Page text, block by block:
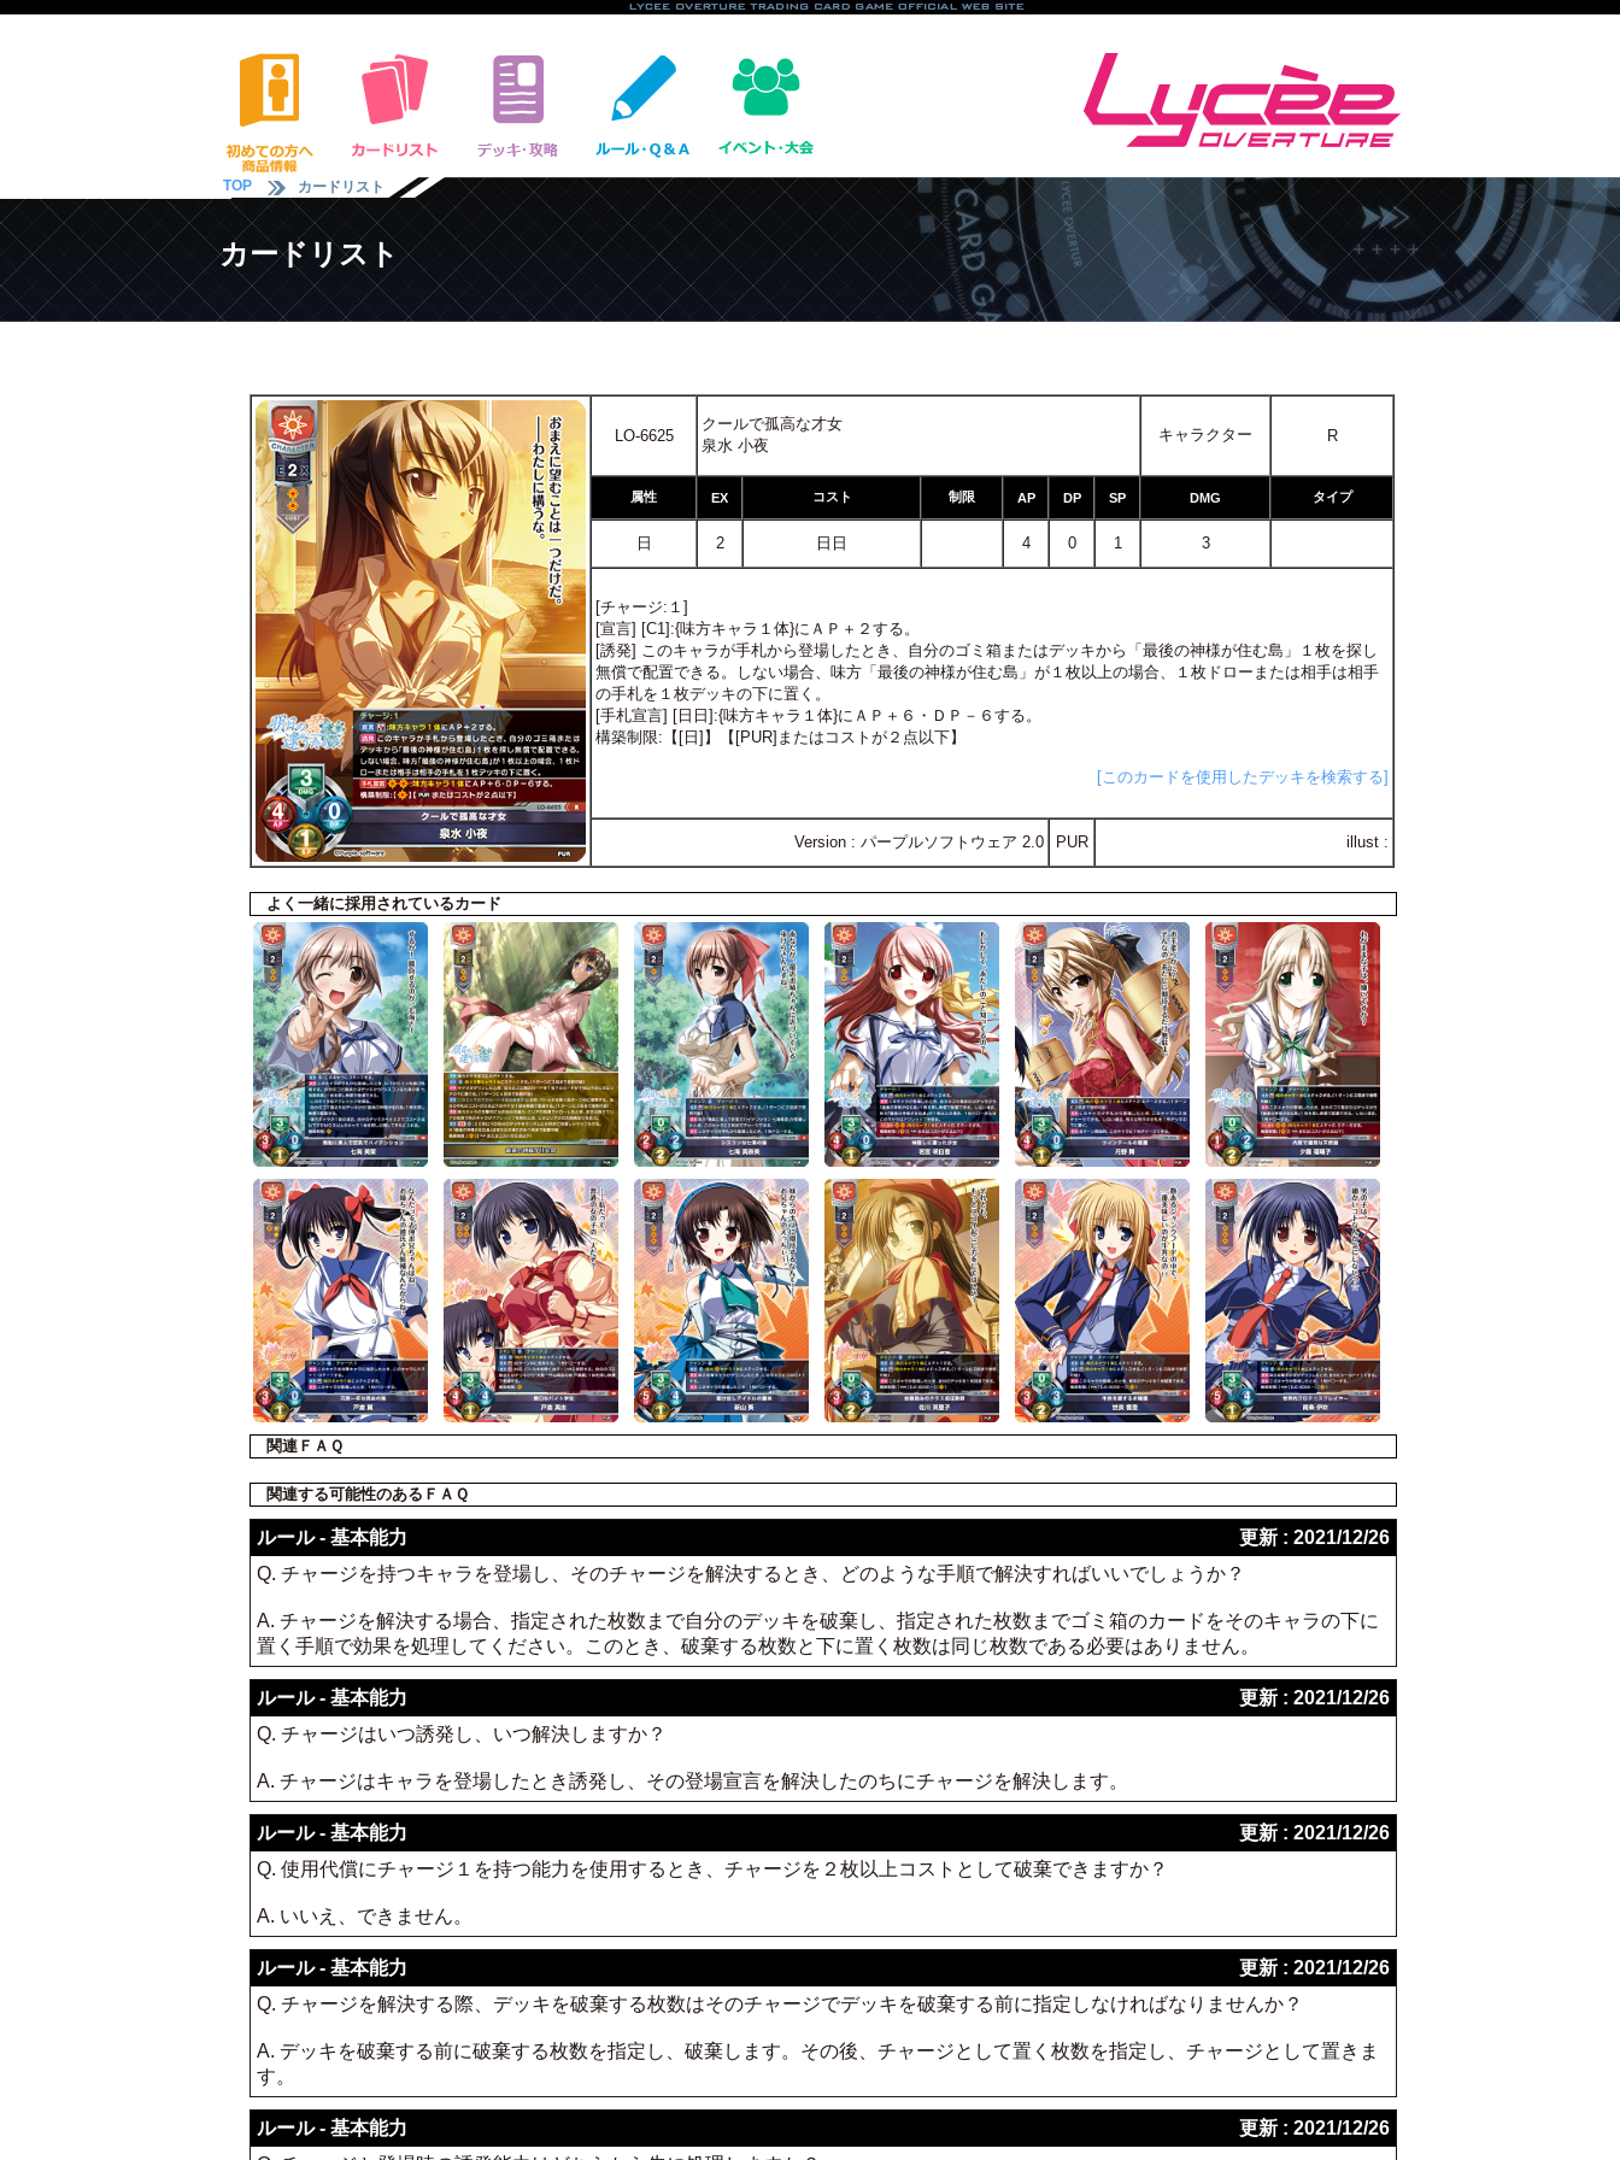
TOP カードリスト
カードリスト
LO-6625
クールで孤高な才女
泉水 小夜
キャラクター R
属性 EX コスト 制限 AP DP SP DMG タイプ
日 2 日日 4 0 1 3
[チャージ:１]
[宣言] [C1]:{味方キャラ１体}にＡＰ＋２する。
[誘発] このキャラが手札から登場したとき、自分のゴミ箱またはデッキから「最後の神様が住む島」１枚を探し
無償で配置できる。しない場合、味方「最後の神様が住む島」が１枚以上の場合、１枚ドローまたは相手は相手
の手札を１枚デッキの下に置く。
[手札宣言] [日日]:{味方キャラ１体}にＡＰ＋６・ＤＰ－６する。
構築制限:【[日]】【[PUR]またはコストが２点以下】
[このカードを使用したデッキを検索する]
Version : パープルソフトウェア 2.0 PUR illust :
よく一緒に採用されているカード
関連ＦＡＱ
関連する可能性のあるＦＡＱ
ルール - 基本能力
更新 : 2021/12/26
Q. チャージを持つキャラを登場し、そのチャージを解決するとき、どのような手順で解決すればいいでしょうか？
A. チャージを解決する場合、指定された枚数まで自分のデッキを破棄し、指定された枚数までゴミ箱のカードをそのキャラの下に
置く手順で効果を処理してください。このとき、破棄する枚数と下に置く枚数は同じ枚数である必要はありません。
ルール - 基本能力
更新 : 2021/12/26
Q. チャージはいつ誘発し、いつ解決しますか？
A. チャージはキャラを登場したとき誘発し、その登場宣言を解決したのちにチャージを解決します。
ルール - 基本能力
更新 : 2021/12/26
Q. 使用代償にチャージ１を持つ能力を使用するとき、チャージを２枚以上コストとして破棄できますか？
A. いいえ、できません。
ルール - 基本能力
更新 : 2021/12/26
Q. チャージを解決する際、デッキを破棄する枚数はそのチャージでデッキを破棄する前に指定しなければなりませんか？
A. デッキを破棄する前に破棄する枚数を指定し、破棄します。その後、チャージとして置く枚数を指定し、チャージとして置きま
す。
ルール - 基本能力
更新 : 2021/12/26